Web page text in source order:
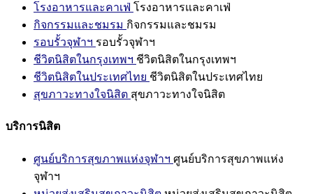
โรงอาหารและคาเฟ่ โรงอาหารและคาเฟ่
กิจกรรมและชมรม กิจกรรมและชมรม
รอบรั้วจุฬาฯ รอบรั้วจุฬาฯ
ชีวิตนิสิตในกรุงเทพฯ ชีวิตนิสิตในกรุงเทพฯ
ชีวิตนิสิตในประเทศไทย ชีวิตนิสิตในประเทศไทย
สุขภาวะทางใจนิสิต สุขภาวะทางใจนิสิต
บริการนิสิต
ศูนย์บริการสุขภาพแห่งจุฬาฯ ศูนย์บริการสุขภาพแห่ง
จุฬาฯ